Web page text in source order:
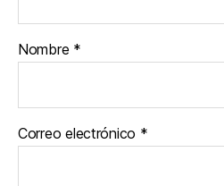
Nombre *
Correo electrónico *